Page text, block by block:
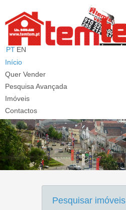
PT EN
Início
Quer Vender
Pesquisa Avançada
Imóveis
Contactos
Pesquisar imóveis